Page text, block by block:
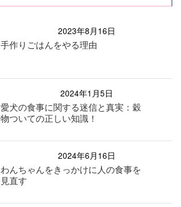
2023年8月16日
手作りごはんをやる理由
2024年1月5日
愛犬の食事に関する迷信と真実：穀
物ついての正しい知識！
2024年6月16日
わんちゃんをきっかけに人の食事を
見直す